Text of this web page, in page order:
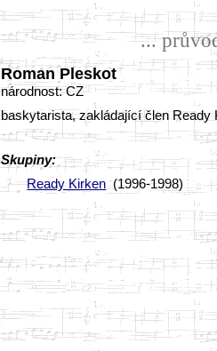
...
Roman Pleskot
národnost: CZ
baskytarista, zakládající člen Ready
Skupiny:
Ready Kirken(1996-1998)